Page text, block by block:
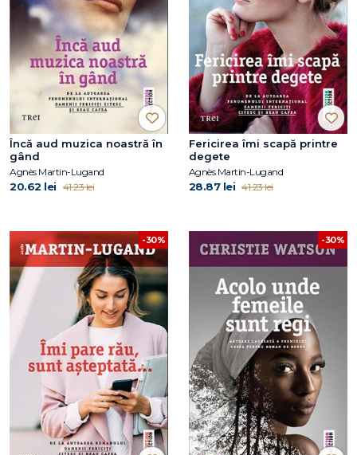
Încă aud muzica noastră în
gând
Agnès Martin-Lugand
20.62 lei 41.23 lei
Fericirea îmi scapă printre
degete
Agnès Martin-Lugand
28.87 lei 41.23 lei
-30% -30%